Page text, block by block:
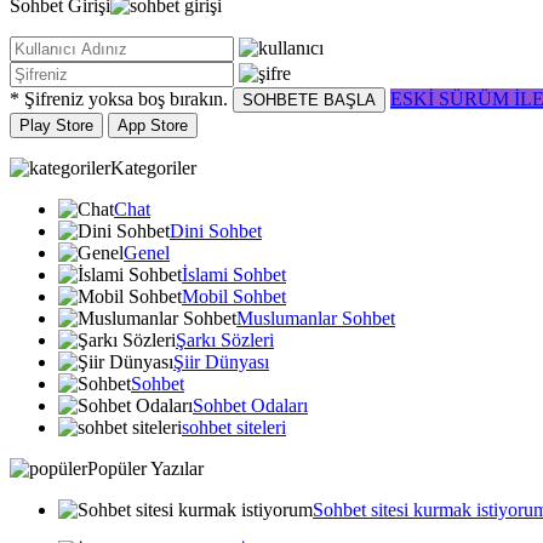
Sohbet Girişi
* Şifreniz yoksa boş bırakın. SOHBETE BAŞLA ESKİ SÜRÜM
Play Store App Store
Kategoriler
Chat
Dini Sohbet
Genel
İslami Sohbet
Mobil Sohbet
Muslumanlar Sohbet
Şarkı Sözleri
Şiir Dünyası
Sohbet
Sohbet Odaları
sohbet siteleri
Popüler Yazılar
Sohbet sitesi kurmak